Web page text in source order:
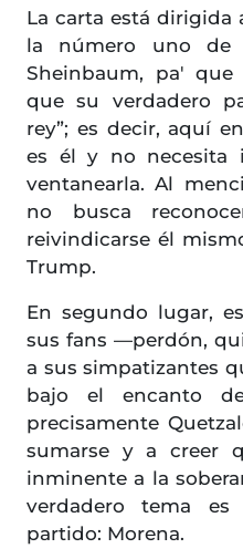
La carta está dirigida
la número uno de
Sheinbaum, pa'
que su verdadero
rey”; es decir, aquí
es él y no necesita
ventanearla. Al
no busca
reivindicarse él
Trump.
En segundo lugar,
sus fans —perdón,
a sus simpatizantes
bajo el encanto
precisamente
sumarse y a creer
inminente a la
verdadero tema
partido: Morena.